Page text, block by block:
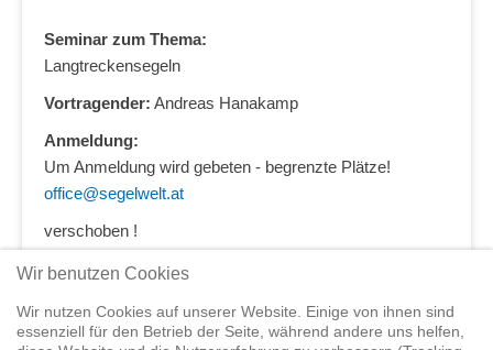
Seminar zum Thema:
Langtreckensegeln
Vortragender: Andreas Hanakamp
Anmeldung:
Um Anmeldung wird gebeten - begrenzte Plätze!
office@segelwelt.at
verschoben !
Vorheriger Event
Wir benutzen Cookies
Wir nutzen Cookies auf unserer Website. Einige von ihnen sind
essenziell für den Betrieb der Seite, während andere uns helfen,